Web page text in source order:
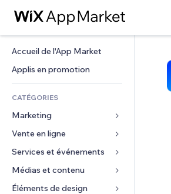
Accueil de l'App Market
Applis en promotion
CATÉGORIES
Marketing
Publicités
Mobile
Données analytiques
Réseaux sociaux
Vente en ligne
Applis pour les boutiques
Expédition et livraison
Boutons Vente
Services et événements
Hôtels
Événements
Médias et contenu
Galerie
Éléments de design